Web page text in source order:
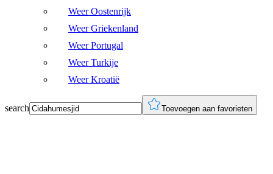
Weer Oostenrijk
Weer Griekenland
Weer Portugal
Weer Turkije
Weer Kroatië
search Toevoegen aan favorieten